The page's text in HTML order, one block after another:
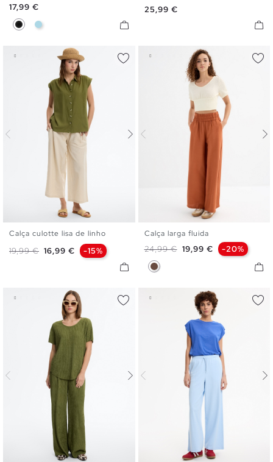
Preço
17,99 €
PretoAzul Claro
Preço
25,99 €
Calça culotte lisa de linho
Preço normal
19,99 € Preço
16,99 € -15%
Calça larga fluida
Preço normal
24,99 € Preço
19,99 € -20%
Marrom Escuro